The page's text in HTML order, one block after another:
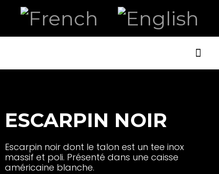
ESCARPIN NOIR
Escarpin noir dont le talon est un tee inox
massif et poli. Présenté dans une caisse
américaine blanche.